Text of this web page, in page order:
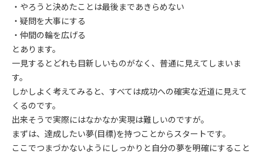
・やろうと決めたことは最後まであきらめない
・疑問を大事にする
・仲間の輪を広げる
とあります。
一見するとどれも目新しいものがなく、普通に見えてしまいま
す。
しかしよく考えてみると、すべては成功への確実な近道に見えて
くるのです。
出来そうで実際にはなかなか実現は難しいのですが。
まずは、達成したい夢(目標)を持つことからスタートです。
ここでつまづかないようにしっかりと自分の夢を明確にすること